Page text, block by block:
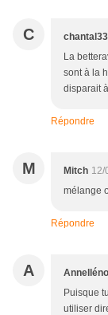
C chantal33
La
sont à la
disparait
Répondre
M Mitch 12/
mélange
Répondre
A
Puisque
utiliser